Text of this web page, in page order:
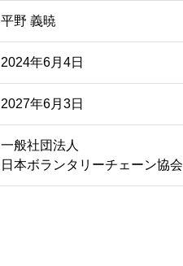
平野 義暁
2024年6月4日
2027年6月3日
一般社団法人
日本ボランタリーチェーン協会